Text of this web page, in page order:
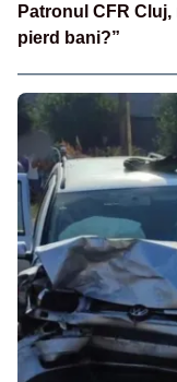
Patronul CFR
pierd bani?”